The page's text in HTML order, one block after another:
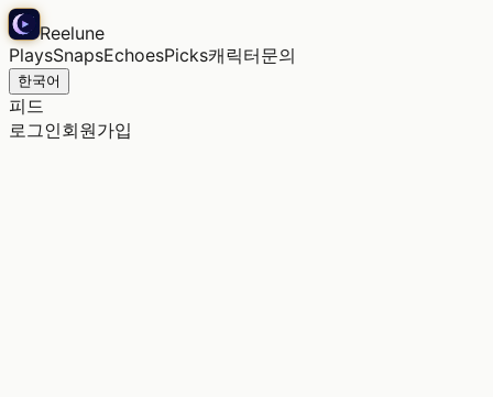
Reelune
PlaysSnapsEchoesPicks캐릭터문의
한국어
피드
로그인회원가입